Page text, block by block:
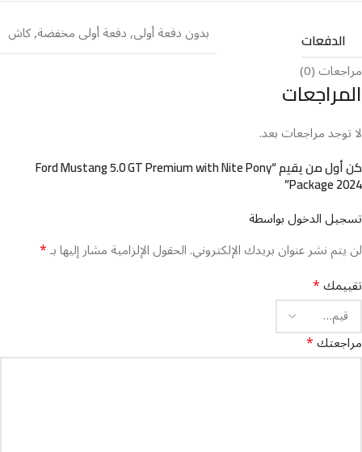
الدفعات بدون دفعة أولى,دفعة أولى مخفضة,كاش
مراجعات (0)
المراجعات
لا توجد مراجعات بعد.
كن أول من يقيم “Ford Mustang 5.0 GT Premium with Nite Pony
Package 2024”
تسجيل الدخول بواسطة
لن يتم نشر عنوان بريدك الإلكتروني.الحقول الإلزامية مشار إليها بـ*
تقييمك*
مراجعتك*